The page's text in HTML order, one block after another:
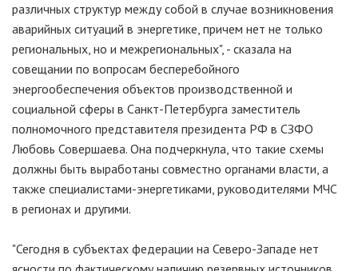
различных структур между собой в случае возникновения
аварийных ситуаций в энергетике, причем нет не только
региональных, но и межрегиональных", - сказала на
совещании по вопросам бесперебойного
энергообеспечения объектов производственной и
социальной сферы в Санкт-Петербурга заместитель
полномочного представителя президента РФ в СЗФО
Любовь Совершаева. Она подчеркнула, что такие схемы
должны быть выработаны совместно органами власти, а
также специалистами-энергетиками, руководителями МЧС
в регионах и другими.
"Сегодня в субъектах федерации на Северо-Западе нет